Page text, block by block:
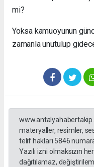
mi?
Yoksa kamuoyunun
zamanla unutulup
materyaller, resimler,
telif hakları 5846
Yazılı izni olmaksızın
dağıtılamaz,